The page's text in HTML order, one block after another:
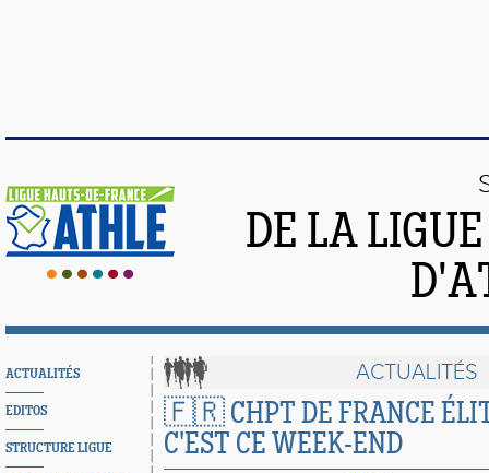
DE LA
ACTUALITÉS
EDITOS
STRUCTURE LIGUE
ACTUALITÉS
🇫🇷 CHPT DE FRANCE
C'EST CE WEEK-END